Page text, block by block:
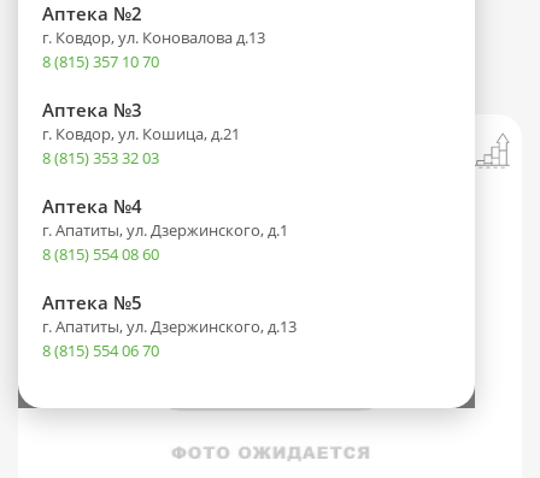
Аптека №2
г. Ковдор, ул. Коновалова д.13
8 (815) 357 10 70
Аптека №3
г. Ковдор, ул. Кошица, д.21
8 (815) 353 32 03
Аптека №4
г. Апатиты, ул. Дзержинского, д.1
8 (815) 554 08 60
Аптека №5
г. Апатиты, ул. Дзержинского, д.13
8 (815) 554 06 70
Каталог Оптика
Окостилл Увлажнение фл.-кап.(р-р
увлажн. офтальм.) 10мл